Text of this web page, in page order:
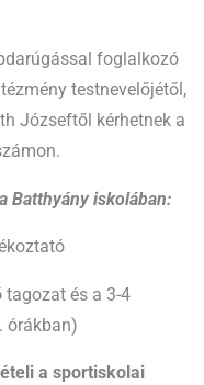
foglalkozó
testnevelőjétől,
Józseftől kérhetnek a
Batthyány iskolában:
tagozat és a 3-4
órákban)
a sportiskolai